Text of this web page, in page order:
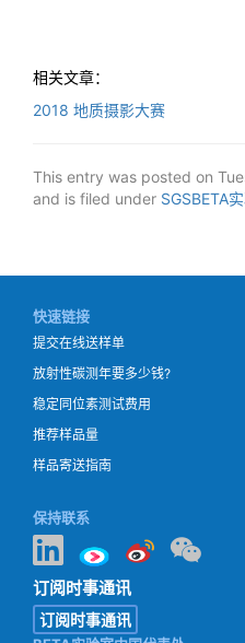
相关文章：
2018 地质摄影大赛
This entry was posted on
and is filed under SGSBETA
快速链接
提交在线送样单
放射性碳测年要多少钱?
稳定同位素测试费用
推荐样品量
样品寄送指南
保持联系
订阅时事通讯
订阅时事通讯